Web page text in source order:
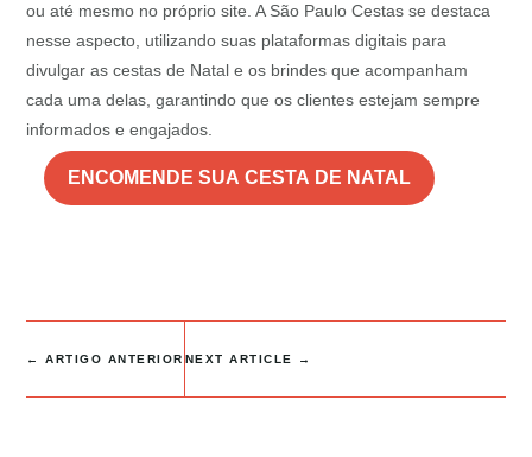
ou até mesmo no próprio site. A São Paulo Cestas se destaca
nesse aspecto, utilizando suas plataformas digitais para
divulgar as cestas de Natal e os brindes que acompanham
cada uma delas, garantindo que os clientes estejam sempre
informados e engajados.
ENCOMENDE SUA CESTA DE NATAL
←ARTIGO ANTERIOR NEXT ARTICLE →